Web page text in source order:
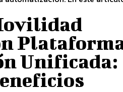
Unificada: